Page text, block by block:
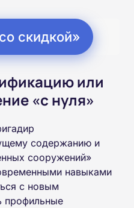
скидкой»
или
«с нуля»
содержанию и
сооружений»
навыками
с новым
профильные